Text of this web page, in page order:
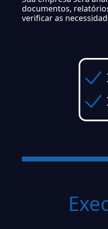
documentos,
verificar as